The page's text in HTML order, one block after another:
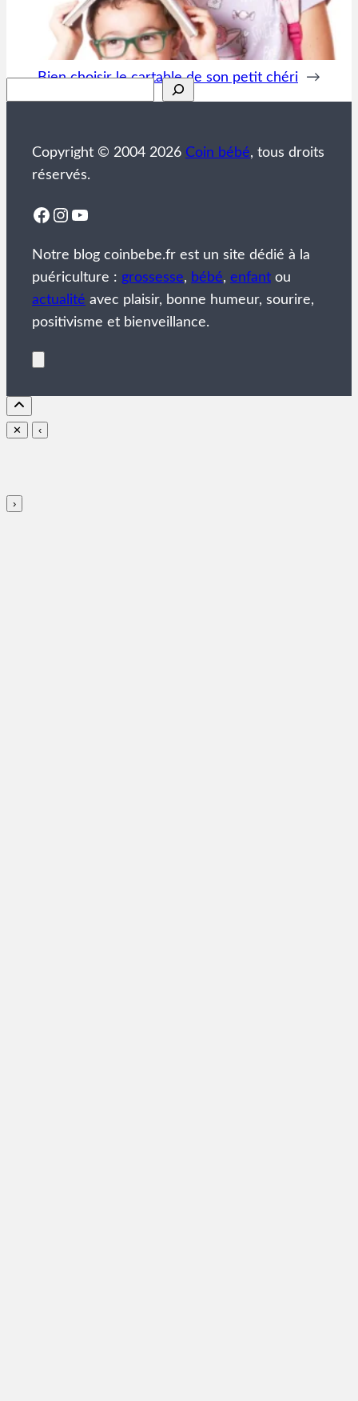
Bien choisir le cartable de son petit chéri →
Copyright © 2004 2026 Coin bébé, tous droits
réservés.
Facebook
Instagram
YouTube
Notre blog coinbebe.fr est un site dédié à la
puériculture : grossesse, bébé, enfant ou
actualité avec plaisir, bonne humeur, sourire,
positivisme et bienveillance.
✕ ‹
›